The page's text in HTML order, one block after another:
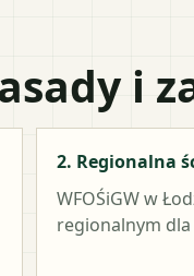
i
2. Regionalna
WFOŚiGW w
regionalnym